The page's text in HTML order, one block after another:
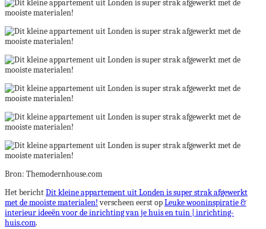
Bron: Themodernhouse.com
Het berichtDit kleine appartement uit Londen is super strak afgewerkt
met de mooiste materialen!verscheen eerst opLeuke wooninspiratie &
interieur ideeën voor de inrichting van je huis en tuin | inrichting-
huis.com.